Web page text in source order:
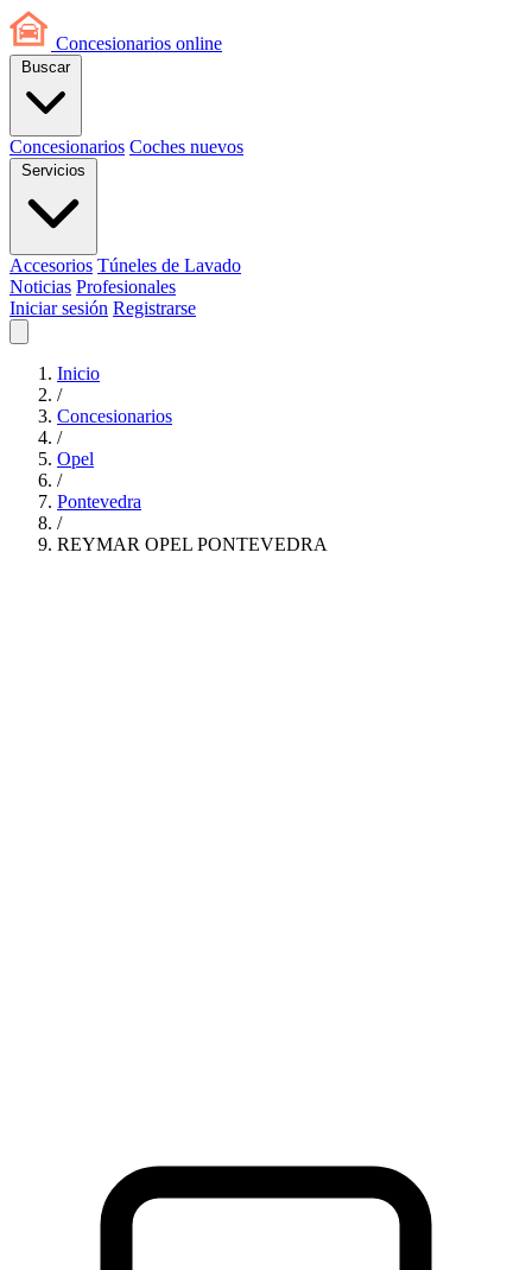
Concesionarios online
Buscar
Concesionarios Coches nuevos
Servicios
Accesorios Túneles de Lavado
Noticias Profesionales
Iniciar sesión Registrarse
Inicio
/
Concesionarios
/
Opel
/
Pontevedra
/
REYMAR OPEL PONTEVEDRA